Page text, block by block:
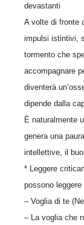
devastanti
A volte di fronte
impulsi istintivi,
tormento che
accompagnare
diventerà
dipende dalla
È naturalmente
genera una
intellettive, il
* Leggere
possono
– Voglia di te
– La voglia che